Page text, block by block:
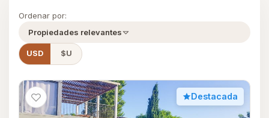
Ordenar por:
Propiedades relevantes
USD $U
Destacada